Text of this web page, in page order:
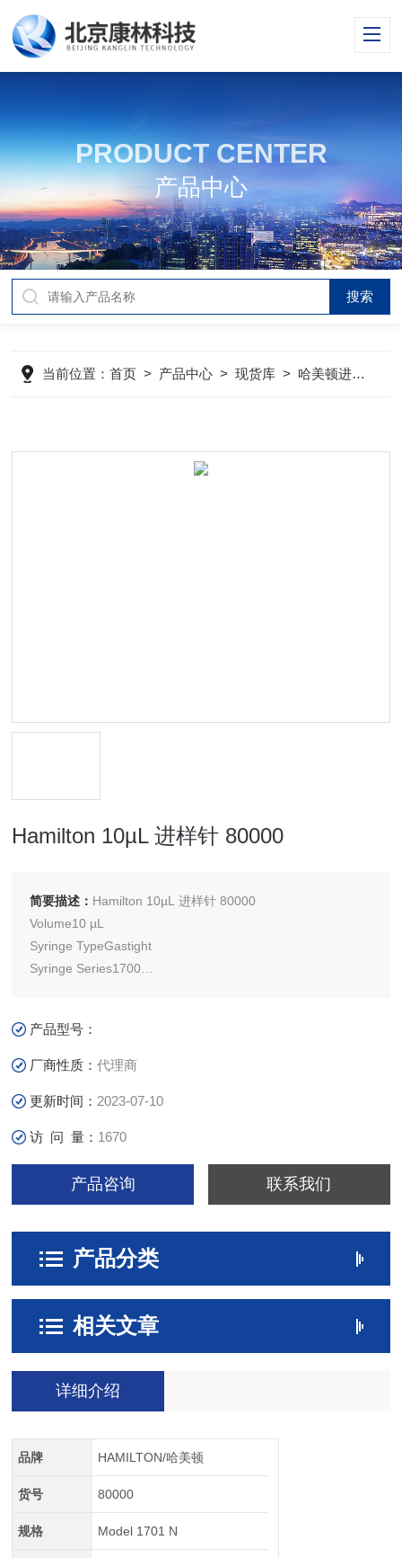
PRODUCT CENTER
产品中心
当前位置：首页 > 产品中心 >现货库 > 哈美顿进样针
Hamilton 10µL 进样针 80000
简要描述： Hamilton 10µL 进样针 80000
Volume10 µL
Syringe TypeGastight
Syringe Series1700
Gauge26s gauge
Point Style2
产品型号：
厂商性质：代理商
更新时间： 2023-07-10
访 问 量： 1670
产品咨询 联系我们
产品分类
相关文章
详细介绍
品牌 HAMILTON/哈美顿
货号 80000
规格 Model 1701 N